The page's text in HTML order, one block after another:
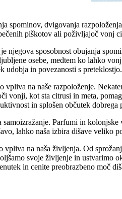
spominov, dvigovanja
piškotov ali poživljajoč vonj
njegova sposobnost obujanja
osebe, medtem ko lahko
udobja in povezanosti s preteklostjo.
vpliva na naše razpoloženje.
vonji, kot sta citrusi in meta,
in splošen občutek dobrega
Parfumi in
lahko naša izbira dišave veliko
na naša življenja. Od
svoje življenje in ustvarimo
in cenite preobrazbeno moč